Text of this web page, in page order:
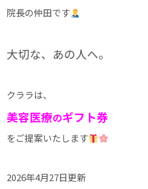
院長の仲田です
大切な、あの人へ。
クララは、
美容医療のギフト券
をご提案いたします
2026年4月27日更新